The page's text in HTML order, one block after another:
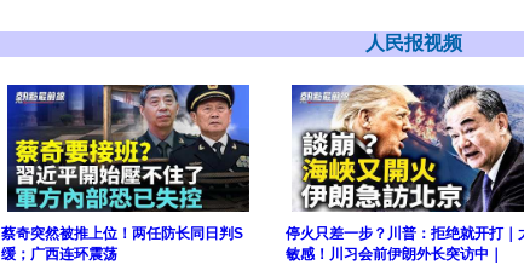
人民报视频
蔡奇突然被推上位！两任防长同日判S
缓；广西连环震荡
停火只差一步？川普：拒绝就开打｜
敏感！川习会前伊朗外长突访中｜